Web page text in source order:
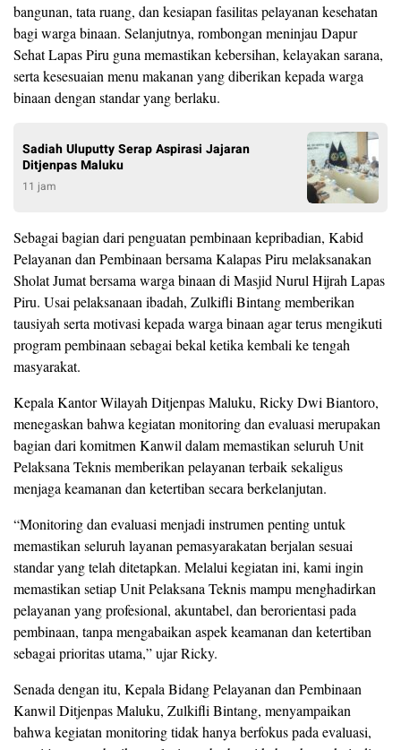
bangunan, tata ruang, dan kesiapan fasilitas pelayanan kesehatan
bagi warga binaan. Selanjutnya, rombongan meninjau Dapur
Sehat Lapas Piru guna memastikan kebersihan, kelayakan sarana,
serta kesesuaian menu makanan yang diberikan kepada warga
binaan dengan standar yang berlaku.
Sadiah Uluputty Serap Aspirasi Jajaran
Ditjenpas Maluku
11 jam
Sebagai bagian dari penguatan pembinaan kepribadian, Kabid
Pelayanan dan Pembinaan bersama Kalapas Piru melaksanakan
Sholat Jumat bersama warga binaan di Masjid Nurul Hijrah Lapas
Piru. Usai pelaksanaan ibadah, Zulkifli Bintang memberikan
tausiyah serta motivasi kepada warga binaan agar terus mengikuti
program pembinaan sebagai bekal ketika kembali ke tengah
masyarakat.
Kepala Kantor Wilayah Ditjenpas Maluku, Ricky Dwi Biantoro,
menegaskan bahwa kegiatan monitoring dan evaluasi merupakan
bagian dari komitmen Kanwil dalam memastikan seluruh Unit
Pelaksana Teknis memberikan pelayanan terbaik sekaligus
menjaga keamanan dan ketertiban secara berkelanjutan.
“Monitoring dan evaluasi menjadi instrumen penting untuk
memastikan seluruh layanan pemasyarakatan berjalan sesuai
standar yang telah ditetapkan. Melalui kegiatan ini, kami ingin
memastikan setiap Unit Pelaksana Teknis mampu menghadirkan
pelayanan yang profesional, akuntabel, dan berorientasi pada
pembinaan, tanpa mengabaikan aspek keamanan dan ketertiban
sebagai prioritas utama,” ujar Ricky.
Senada dengan itu, Kepala Bidang Pelayanan dan Pembinaan
Kanwil Ditjenpas Maluku, Zulkifli Bintang, menyampaikan
bahwa kegiatan monitoring tidak hanya berfokus pada evaluasi,